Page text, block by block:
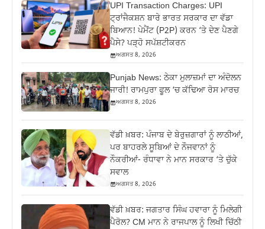
UPI Transaction Charges: UPI
ਟ੍ਰਾਂਜੈਕਸ਼ਨ ਬਾਰੇ ਭਾਰਤ ਸਰਕਾਰ ਦਾ ਵੱਡਾ
ਬਿਆਨ! ਪੇਮੈਂਟ (P2P) ਕਰਨ ‘ਤੇ ਦੇਣ ਪੈਣਗੇ
ਪੈਸੇ? ਪੜ੍ਹੋ ਸਪੱਸ਼ਟੀਕਰਨ
ਅਗਸਤ 8, 2026
Punjab News: ਠੇਕਾ ਮੁਲਾਜ਼ਮਾਂ ਦਾ ਅੰਦੋਲਨ
ਜਾਰੀ! ਰਾਮਪੁਰਾ ਫੂਲ ‘ਚ ਕੱਢਿਆ ਰੋਸ ਮਾਰਚ
ਅਗਸਤ 8, 2026
ਵੱਡੀ ਖ਼ਬਰ: ਪੰਜਾਬ ਦੇ ਬੇਰੁਜ਼ਗਾਰਾਂ ਨੂੰ ਲਾਠੀਆਂ,
ਪਰ ਬਾਹਰਲੇ ਸੂਬਿਆਂ ਦੇ ਨੌਜਵਾਨਾਂ ਨੂੰ
ਨੌਕਰੀਆਂ- ਰੰਧਾਵਾ ਨੇ ਮਾਨ ਸਰਕਾਰ ‘ਤੇ ਚੁੱਕੇ
ਸਵਾਲ
ਅਗਸਤ 8, 2026
ਵੱਡੀ ਖ਼ਬਰ: ਜਗਤਾਰ ਸਿੰਘ ਹਵਾਰਾ ਨੂੰ ਮਿਲੇਗੀ
ਪੈਰੋਲ? CM ਮਾਨ ਨੇ ਰਾਜਪਾਲ ਨੂੰ ਲਿਖੀ ਚਿੱਠੀ